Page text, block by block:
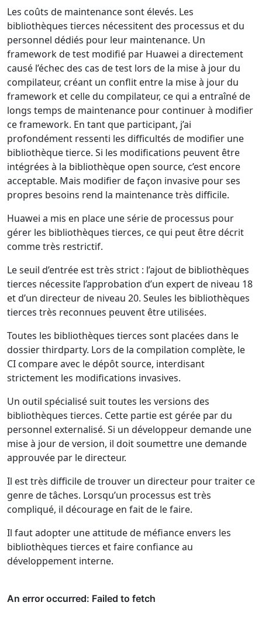
Les coûts de maintenance sont élevés. Les
bibliothèques tierces nécessitent des processus et du
personnel dédiés pour leur maintenance. Un
framework de test modifié par Huawei a directement
causé l’échec des cas de test lors de la mise à jour du
compilateur, créant un conflit entre la mise à jour du
framework et celle du compilateur, ce qui a entraîné de
longs temps de maintenance pour continuer à modifier
ce framework. En tant que participant, j’ai
profondément ressenti les difficultés de modifier une
bibliothèque tierce. Si les modifications peuvent être
intégrées à la bibliothèque open source, c’est encore
acceptable. Mais modifier de façon invasive pour ses
propres besoins rend la maintenance très difficile.
Huawei a mis en place une série de processus pour
gérer les bibliothèques tierces, ce qui peut être décrit
comme très restrictif.
Le seuil d’entrée est très strict : l’ajout de bibliothèques
tierces nécessite l’approbation d’un expert de niveau 18
et d’un directeur de niveau 20. Seules les bibliothèques
tierces très reconnues peuvent être utilisées.
Toutes les bibliothèques tierces sont placées dans le
dossier thirdparty. Lors de la compilation complète, le
CI compare avec le dépôt source, interdisant
strictement les modifications invasives.
Un outil spécialisé suit toutes les versions des
bibliothèques tierces. Cette partie est gérée par du
personnel externalisé. Si un développeur demande une
mise à jour de version, il doit soumettre une demande
approuvée par le directeur.
Il est très difficile de trouver un directeur pour traiter ce
genre de tâches. Lorsqu’un processus est très
compliqué, il décourage en fait de le faire.
Il faut adopter une attitude de méfiance envers les
bibliothèques tierces et faire confiance au
développement interne.